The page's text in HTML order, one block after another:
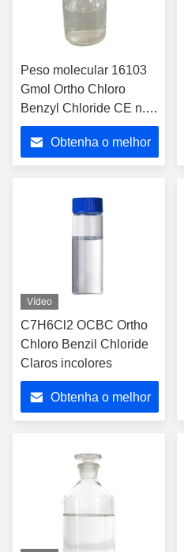
Peso molecular 16103
Gmol Ortho Chloro
Benzyl Chloride CE n.o
2102588 Intermediário
químico para síntese
orgânica e industrial
Obtenha o melhor
Vídeo
C7H6Cl2 OCBC Ortho
Chloro Benzil Chloride
Claros incolores
Obtenha o melhor